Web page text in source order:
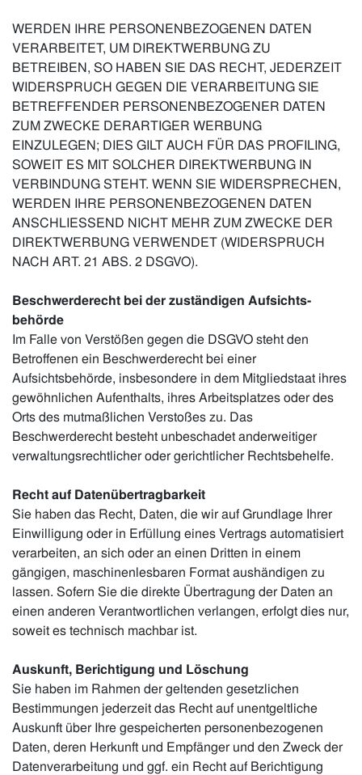
WERDEN IHRE PERSONENBEZOGENEN DATEN
VERARBEITET, UM DIREKTWERBUNG ZU
BETREIBEN, SO HABEN SIE DAS RECHT, JEDERZEIT
WIDERSPRUCH GEGEN DIE VERARBEITUNG SIE
BETREFFENDER PERSONENBEZOGENER DATEN
ZUM ZWECKE DERARTIGER WERBUNG
EINZULEGEN; DIES GILT AUCH FÜR DAS PROFILING,
SOWEIT ES MIT SOLCHER DIREKTWERBUNG IN
VERBINDUNG STEHT. WENN SIE WIDERSPRECHEN,
WERDEN IHRE PERSONENBEZOGENEN DATEN
ANSCHLIESSEND NICHT MEHR ZUM ZWECKE DER
DIREKTWERBUNG VERWENDET (WIDERSPRUCH
NACH ART. 21 ABS. 2 DSGVO).
Beschwerde­recht bei der zuständigen Aufsichts­
behörde
Im Falle von Verstößen gegen die DSGVO steht den
Betroffenen ein Beschwerderecht bei einer
Aufsichtsbehörde, insbesondere in dem Mitgliedstaat ihres
gewöhnlichen Aufenthalts, ihres Arbeitsplatzes oder des
Orts des mutmaßlichen Verstoßes zu. Das
Beschwerderecht besteht unbeschadet anderweitiger
verwaltungsrechtlicher oder gerichtlicher Rechtsbehelfe.
Recht auf Daten­übertrag­barkeit
Sie haben das Recht, Daten, die wir auf Grundlage Ihrer
Einwilligung oder in Erfüllung eines Vertrags automatisiert
verarbeiten, an sich oder an einen Dritten in einem
gängigen, maschinenlesbaren Format aushändigen zu
lassen. Sofern Sie die direkte Übertragung der Daten an
einen anderen Verantwortlichen verlangen, erfolgt dies nur,
soweit es technisch machbar ist.
Auskunft, Berichtigung und Löschung
Sie haben im Rahmen der geltenden gesetzlichen
Bestimmungen jederzeit das Recht auf unentgeltliche
Auskunft über Ihre gespeicherten personenbezogenen
Daten, deren Herkunft und Empfänger und den Zweck der
Datenverarbeitung und ggf. ein Recht auf Berichtigung